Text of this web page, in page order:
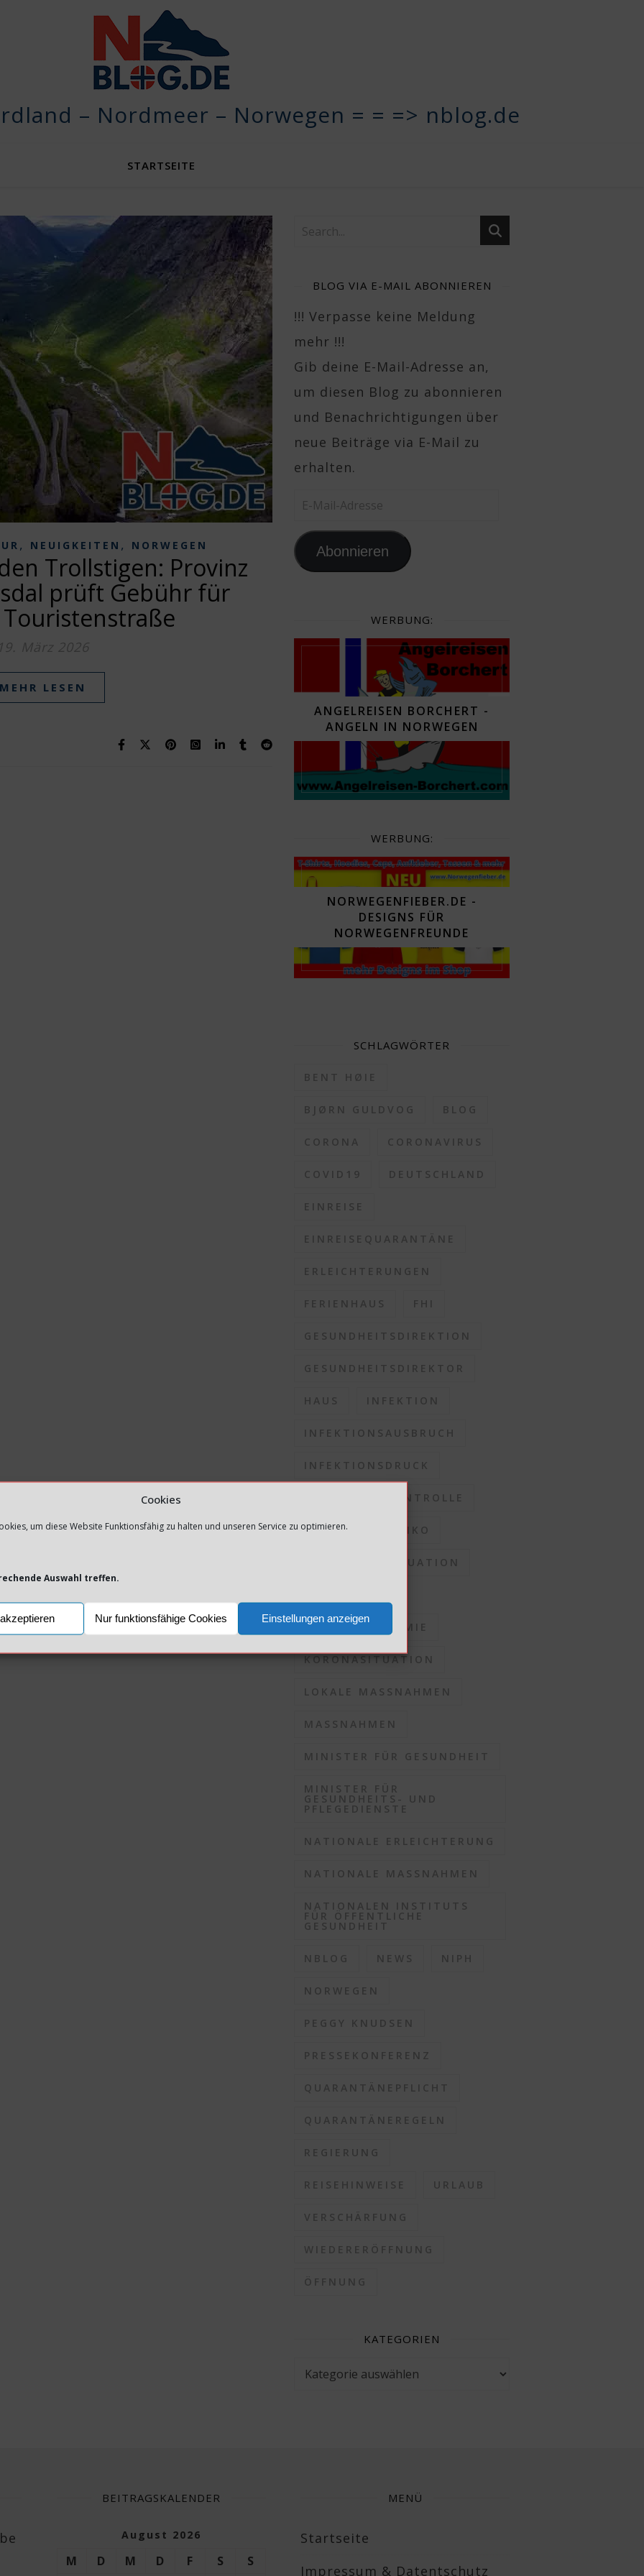
Cookies
um diese Website Funktionsfähig zu halten und unseren Service zu optimieren.
Auswahl treffen.
Nur funktionsfähige Cookies Einstellungen anzeigen
– Nordmeer – Norwegen = = => nblog.de
STARTSEITE
, NEUIGKEITEN , NORWEGEN
Trollstigen: Provinz
prüft Gebühr für
19. März 2026
MEHR LESEN
BLOG VIA E-MAIL ABONNIEREN
!!! Verpasse keine Meldung
mehr !!!
Gib deine E-Mail-Adresse an,
um diesen Blog zu abonnieren
und Benachrichtigungen über
neue Beiträge via E-Mail zu
erhalten.
E-Mail-Adresse
Abonnieren
WERBUNG:
ANGELREISEN BORCHERT -
ANGELN IN NORWEGEN
WERBUNG:
NORWEGENFIEBER.DE -
DESIGNS FÜR
NORWEGENFREUNDE
SCHLAGWÖRTER
BENT HØIE
BJØRN GULDVOG BLOG
CORONA CORONAVIRUS
COVID19 DEUTSCHLAND
EINREISE
EINREISEQUARANTÄNE
ERLEICHTERUNGEN
FERIENHAUS FHI
GESUNDHEITSDIREKTION
GESUNDHEITSDIREKTOR
HAUS INFEKTION
INFEKTIONSAUSBRUCH
INFEKTIONSDRUCK
INFEKTIONSKONTROLLE
INFEKTIONSRISIKO
INFEKTIONSSITUATION
KORONAPANDEMIE
KORONASITUATION
LOKALE MASSNAHMEN
MASSNAHMEN
MINISTER FÜR GESUNDHEIT
MINISTER FÜR
GESUNDHEITS- UND
PFLEGEDIENSTE
NATIONALE ERLEICHTERUNG
NATIONALE MASSNAHMEN
NATIONALEN INSTITUTS
FÜR ÖFFENTLICHE
GESUNDHEIT
NBLOG NEWS NIPH
NORWEGEN
PEGGY KNUDSEN
PRESSEKONFERENZ
QUARANTÄNEPFLICHT
QUARANTÄNEREGELN
REGIERUNG
REISEHINWEISE URLAUB
VERSCHÄRFUNG
WIEDERERÖFFNUNG
ÖFFNUNG
KATEGORIEN
BEITRAGSKALENDER
August 2026
M D M D F S S
MENÜ
Startseite
Impressum & Datentschutz